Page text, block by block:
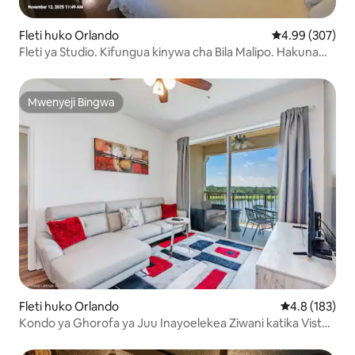
Fleti huko Orlando Ukadiriaji wa
4.99 (307)
Fleti ya Studio. Kifungua kinywa cha Bila Malipo. Hakuna
Mwenyeji Bingwa
Mwenyeji Bingwa
Fleti huko Orlando Ukadiriaji wa
4.8 (183)
Kondo ya Ghorofa ya Juu Inayoelekea Ziwani katika Vista